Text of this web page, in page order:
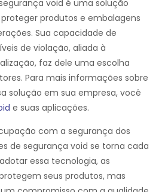
void é uma solução
produtos e embalagens
Sua capacidade de
de violação, aliada à
faz dele uma escolha
Para mais informações sobre
solução em sua empresa, você
e suas aplicações.
com a segurança dos
de segurança void se torna cada
essa tecnologia, as
seus produtos, mas